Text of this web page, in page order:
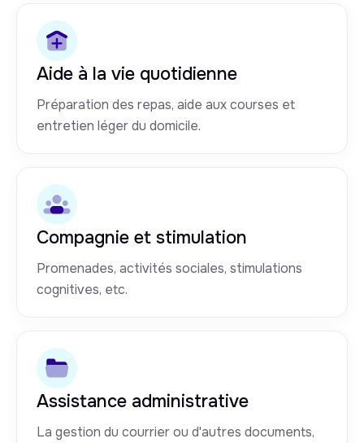
Aide à la vie quotidienne
Préparation des repas, aide aux courses et
entretien léger du domicile.
Compagnie et stimulation
Promenades, activités sociales, stimulations
cognitives, etc.
Assistance administrative
La gestion du courrier ou d'autres documents,